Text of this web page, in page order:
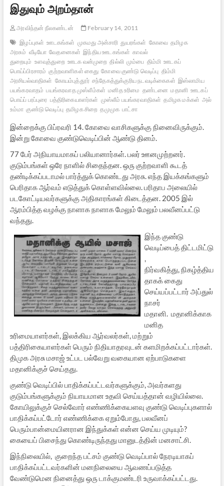
இதுவும் அறம்தான்
அரவிந்தன் நீலகண்டன்
February 14, 2011
இழப்புகள் ஊடகங்கள் முகமது அன்சாரி துயரங்கள் கோவை தமிழக
அரசும் வீடியோ வேதனைகள் இந்திய ஊடகங்கள் காவல்
துறையும் உளவுத்துறை ஊடக வன்முறை தில்லி மும்பை திம்மி ஊடகப்
பொய்ப்பிரசாரம் குற்றவாளிகள் கைது கோவை குண்டு வெடிப்பு திம்மி
அரசியல்வாதிகள் கோயம்புத்தூர் சந்தேகத்துக்குரிய நடவடிக்கைகள் இஸ்லாமிய
பயங்கரவாதம் பயங்கரவாத முஸ்லீம்கள் மனித உரிமை தண்டனை மதானி ஊடகப்
பொய்ப் பரப்புரை பத்திரிகையாளர்கள் முஸ்லீம் பயங்கரவாதிகள் தமிழக மக்கள் அல்
உம்மா குண்டு வெடிப்பு தமிழக சிறை தமுமுக பாட்சா
இன்றைக்கு பிப்ரவரி 14. கோவை வாசிகளுக்கு நினைவிருக்கும்.
இன்று கோவை குண்டுவெடிப்பின் ஆண்டு தினம்.
77 பேர் அநியாயமாகப் பலியானார்கள். பலர் ஊனமுற்றனர்.
குடும்பங்கள் ஒரே நாளில் சிதைந்தன. ஒரு குற்றவாளி கூடத்
தண்டிக்கப்படாமல் பார்த்துக் கொண்டது அரசு. எந்த இயக்கங்களும்
பெரிதாக ஆர்வம் எடுத்துக் கொள்ளவில்லை. பரிதாப அலையில்
படகோட்டியவர்களுக்கு அதிகாரங்கள் கிடைத்தன. 2005 இல்
ஆரம்பித்த வழக்கு நாளாக நாளாக மேலும் மேலும் பலவீனப்பட்டு
வந்தது.
இந்த குண்டு
வெடிப்பைத் திட்டமிட்டு
,
நிர்வகித்து, நிகழ்த்திய
தாகக் கைது
செய்யப்பட்டார் அப்துல்
நாசர்
மதானி. மதானிக்காக
மனித
உரிமையாளர்கள், இலக்கிய ஆர்வலர்கள், மற்றும்
பத்திரிகையாளர்கள் பெரும் நிதியாதரவுடன் களமிறக்கப்பட்டார்கள்.
திமுக அரசு மசாஜ் உட்பட பல்வேறு வகையான ஏற்பாடுகளை
மதானிக்குச் செய்தது.
குண்டு வெடிப்பில் பாதிக்கப்பட்டவர்களுக்கும், அவர்களது
குடும்பங்களுக்கும் நியாயமான உதவி செய்யத்தான் வழியில்லை.
கோயிலுக்குச் செல்வோர் எண்ணிக்கையளவு குண்டு வெடிப்புகளால்
பாதிக்கப்பட்டோர் எண்ணிக்கை ஏறும்போது, பலவீனப்
பெரும்பான்மையினரான இந்துக்கள் என்ன செய்ய முடியும்?
கையைப் பிசைந்து கொண்டிருந்தது மானுடத்தின் மனசாட்சி.
இந்நிலையில், குறைந்த பட்சம் குண்டு வெடிப்பால் நேரடியாகப்
பாதிக்கப்பட்டவர்களின் மனநிலையை ஆவணப்படுத்த
வேண்டுமென நினைத்து ஒரு டாக்குமண்டரி உருவாக்கப்பட்டது.